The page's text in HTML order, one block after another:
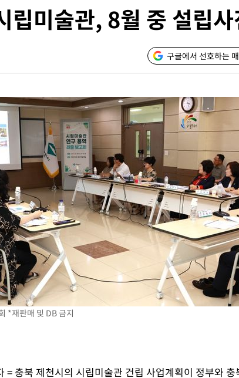
내린 6258.77에 마쳐
년 이후 첫 40도
용해 前교정본부장 기소
쑥대밭' 된 축구협회
태유 서울대 공대 교수…이병태
련…80명 식사 대접까지(종합)
감하고 그 전 2개월 10.3만개
만 개 줄어…실업률은 4.1%로
사고방식 매달리지 말고 과감히
…북쪽 인바운드·남쪽 아웃바
대경보, 폭염경보로 하향
관할 4개 면 특별재난지역 선
시 낮은 계급 임용…희망지 못
원 많은 비[내일날씨]
…"AI 메모리 수요 선제 대응"
이잔 투란VC 입단
…한국 축구 '5승 2무'
원 마감
미술관, 8월 중 설립사
구글에서 선호하는
*재판매 및 DB 금지
= 충북 제천시의 시립미술관 건립 사업계획이 정부와